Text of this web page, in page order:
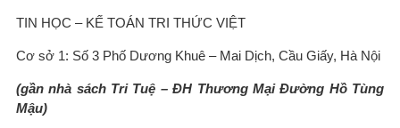
TIN HỌC – KẾ TOÁN TRI THỨC VIỆT
Cơ sở 1: Số 3 Phố Dương Khuê – Mai Dịch, Cầu Giấy, Hà Nội
(gần nhà sách Tri Tuệ – ĐH Thương Mại Đường Hồ Tùng
Mậu)